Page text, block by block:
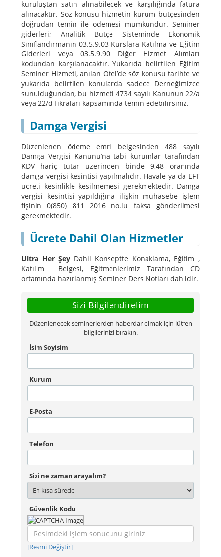
kuruluştan satın alınabilecek ve karşılığında fatura
alınacaktır. Söz konusu hizmetin kurum bütçesinden
doğrudan temin ile ödemesi mümkündür. Seminer
giderleri; Analitik Bütçe Sisteminde Ekonomik
Sınıflandırmanın 03.5.9.03 Kurslara Katılma ve Eğitim
Giderleri veya 03.5.9.90 Diğer Hizmet Alımları
kodundan karşılanacaktır. Yukarıda belirtilen Eğitim
Seminer Hizmeti, anılan Otel’de söz konusu tarihte ve
yukarıda belirtilen konularda sadece Derneğimizce
sunulduğundan, bu hizmeti 4734 sayılı Kanunun 22/a
veya 22/d fıkraları kapsamında temin edebilirsiniz.
Damga Vergisi
Düzenlenen ödeme emri belgesinden 488 sayılı
Damga Vergisi Kanunu’na tabi kurumlar tarafından
KDV hariç tutar üzerinden binde 9,48 oranında
damga vergisi kesintisi yapılmalıdır. Havale ya da EFT
ücreti kesinlikle kesilmemesi gerekmektedir. Damga
vergisi kesintisi yapıldığına ilişkin muhasebe işlem
fişinin 0(850) 811 2016 no.lu faksa gönderilmesi
gerekmektedir.
Ücrete Dahil Olan Hizmetler
Ultra Her Şey Dahil Konseptte Konaklama, Eğitim ,
Katılım Belgesi, Eğitmenlerimiz Tarafından CD
ortamında hazırlanmış Seminer Ders Notları dahildir.
Sizi Bilgilendirelim
Düzenlenecek seminerlerden haberdar olmak için lütfen
bilgilerinizi bırakın.
İsim Soyisim
Kurum
E-Posta
Telefon
Sizi ne zaman arayalım?
Güvenlik Kodu
[Resmi Değiştir]